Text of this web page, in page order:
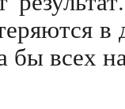
бы всех